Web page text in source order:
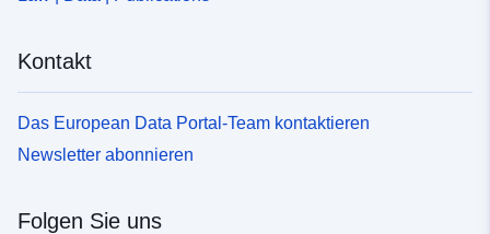
Kontakt
Das European Data Portal-Team kontaktieren
Newsletter abonnieren
Folgen Sie uns